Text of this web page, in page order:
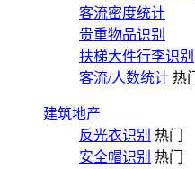
客流密度统计
贵重物品识别
扶梯大件行李识别
客流/人数统计 热门
建筑地产
反光衣识别 热门
安全帽识别 热门